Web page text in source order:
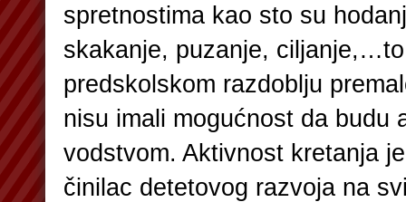
spretnostima kao sto su
skakanje, puzanje,
predskolskom razdoblju
nisu imali mogućnost da budu
vodstvom. Aktivnost kretanja
činilac detetovog razvoja na